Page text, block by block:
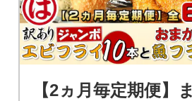
【2ヵ月毎定期便】ま